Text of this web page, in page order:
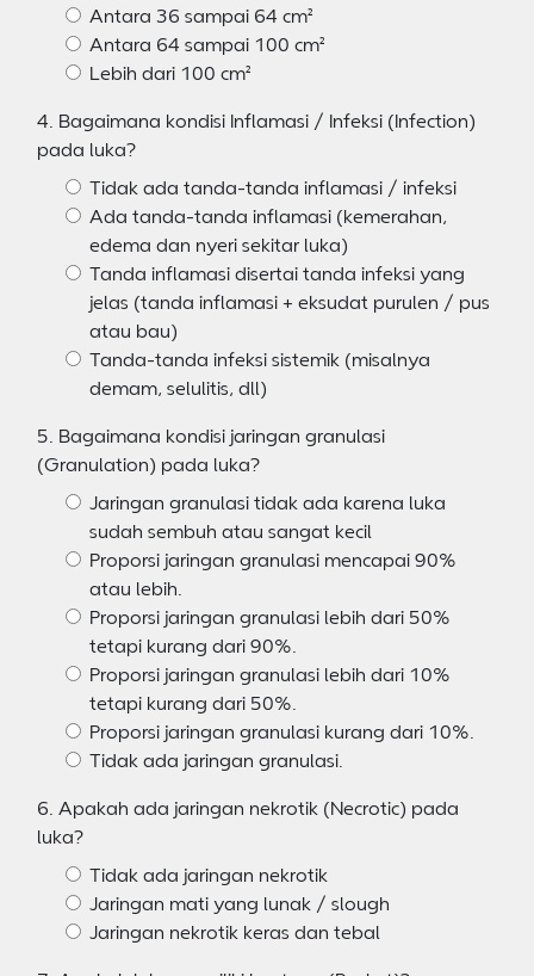
Antara 36 sampai 64 cm²
Antara 64 sampai 100 cm²
Lebih dari 100 cm²
4. Bagaimana kondisi Inflamasi / Infeksi (Infection)
pada luka?
Tidak ada tanda-tanda inflamasi / infeksi
Ada tanda-tanda inflamasi (kemerahan,
edema dan nyeri sekitar luka)
Tanda inflamasi disertai tanda infeksi yang
jelas (tanda inflamasi + eksudat purulen / pus
atau bau)
Tanda-tanda infeksi sistemik (misalnya
demam, selulitis, dll)
5. Bagaimana kondisi jaringan granulasi
(Granulation) pada luka?
Jaringan granulasi tidak ada karena luka
sudah sembuh atau sangat kecil
Proporsi jaringan granulasi mencapai 90%
atau lebih.
Proporsi jaringan granulasi lebih dari 50%
tetapi kurang dari 90%.
Proporsi jaringan granulasi lebih dari 10%
tetapi kurang dari 50%.
Proporsi jaringan granulasi kurang dari 10%.
Tidak ada jaringan granulasi.
6. Apakah ada jaringan nekrotik (Necrotic) pada
luka?
Tidak ada jaringan nekrotik
Jaringan mati yang lunak / slough
Jaringan nekrotik keras dan tebal